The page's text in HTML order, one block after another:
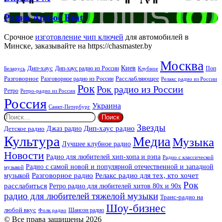
Радио
Аплюс
Beat
Радио Аплюс Beat
Срочное изготовление чип ключей для автомобилей в
Минске, заказывайте на https://chasmaster.by
Беларусь Дип-хаус Дип-хаус радио из России Киев Клубное Москва Поп
Разговорное Разговорное радио из России Расслабляющее Релакс радио из России
Ретро Ретро-радио из России РокРок радио из России
Россия Санкт-Петербург Украина
Найти:
Детское радио Джаз радио Дип-хаус радио Звезды
Культура Лучшее клубное радио МедиаМузыка
Новости Радио для любителей хип-хопа и рэпа Радио с классической
музыкой Радио с самой новой и популярной отечественной и западной
музыкой Разговорное радио Релакс радио для тех, кто хочет
расслабиться Ретро радио для любителей хитов 80х и 90х Рок
радио для любителей тяжелой музыки Транс-радио на
любой вкус Фолк радио Шансон радио Шоу-бизнес
© Все права защищены 2026